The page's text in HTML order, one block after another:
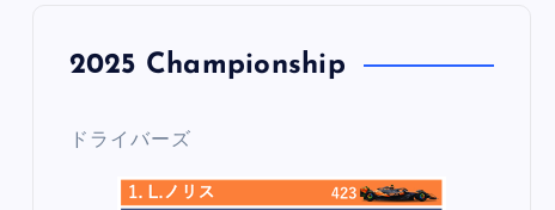
2025 Championship
ドライバーズ